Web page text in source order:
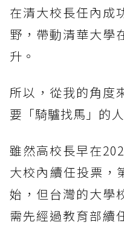
在清大校長任內成
野，帶動清華大學
升。
所以，從我的角度
要「騎驢找馬」的人
雖然高校長早在
大校內續任投票，
始，但台灣的大學
需先經過教育部續